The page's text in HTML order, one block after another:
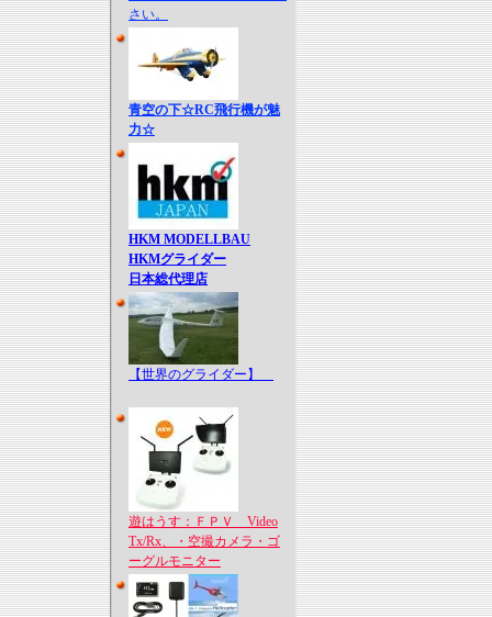
さい。
青空の下☆RC飛行機が魅
力☆
HKM MODELLBAU
HKMグライダー
日本総代理店
【世界のグライダー】
遊はうす：ＦＰＶ Video
Tx/Rx、・空撮カメラ・ゴ
ーグルモニター